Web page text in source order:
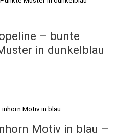
– bunte
in dunkelblau
Motiv in blau –